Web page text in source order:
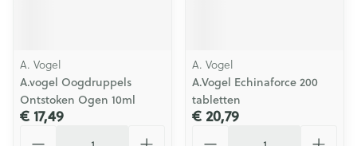
A. Vogel
A.vogel Oogdruppels
Ontstoken Ogen 10ml
€ 17,49
A. Vogel
A.Vogel Echinaforce 200
tabletten
€ 20,79